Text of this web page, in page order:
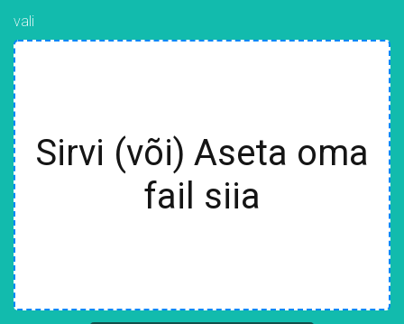
vali
Sirvi (või) Aseta oma
fail siia